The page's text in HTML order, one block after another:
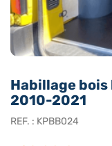
Habillage bois
2010-2021
REF. : KPBB024